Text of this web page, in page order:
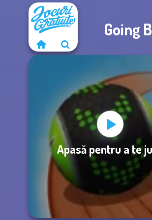
Going
Apasă pentru a te